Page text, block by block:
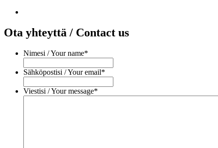
Ota yhteyttä / Contact us
Nimesi / Your name*
Sähköpostisi / Your email*
Viestisi / Your message*